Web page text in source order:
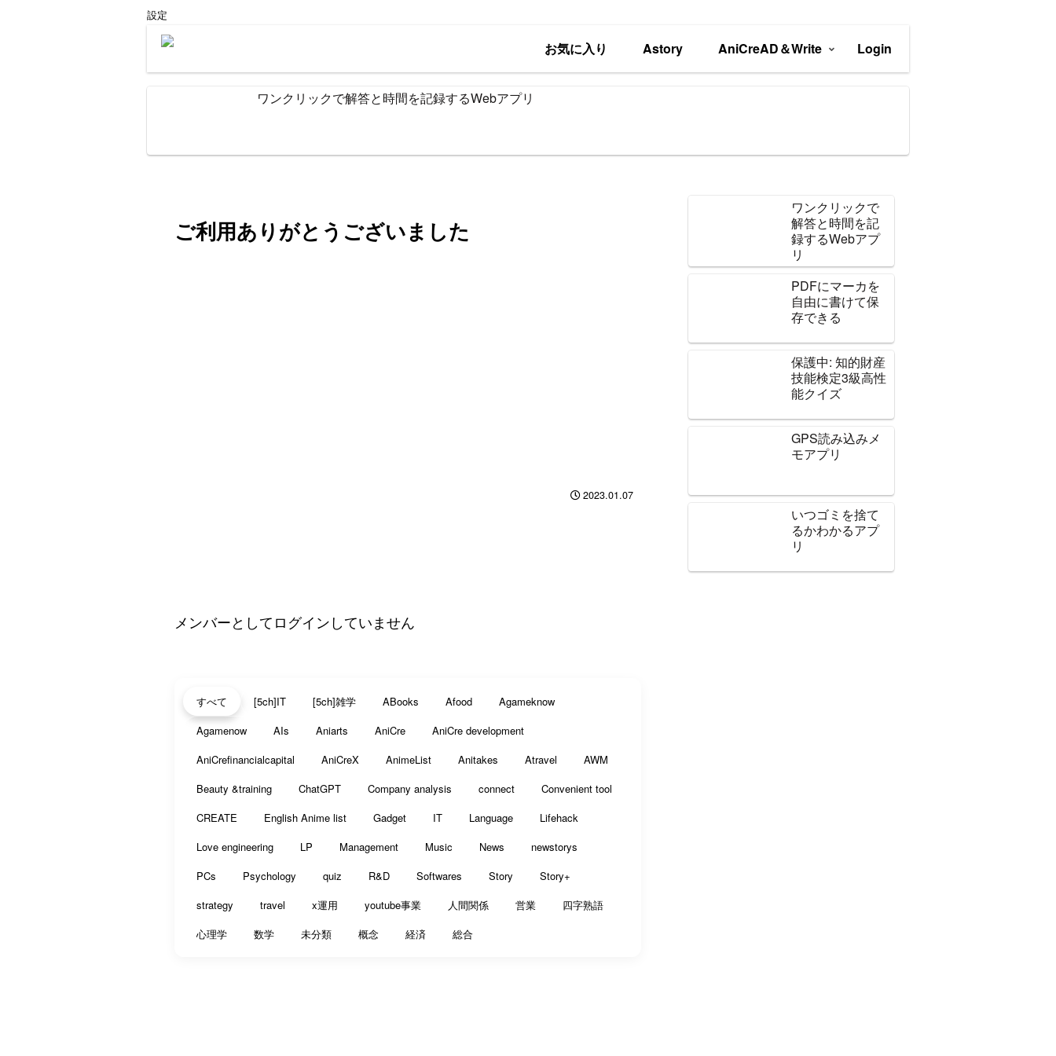
設定
お気に入り Astory AniCreAD＆Write Login
ワンクリックで解答と時間を記録するWebアプリ
ご利用ありがとうございました
2023.01.07
メンバーとしてログインしていません
すべて [5ch]IT [5ch]雑学 ABooks Afood
Agameknow
Agamenow
AIs Aniarts AniCre
AniCre development
AniCrefinancialcapital
AniCreX AnimeList Anitakes Atravel
AWM
Beauty &training
ChatGPT Company analysis connect
Convenient tool
CREATE
English Anime list Gadget IT Language
Lifehack
Love engineering
LP Management Music News
newstorys
PCs
Psychology quiz R&D Softwares Story
Story+
strategy
travel x運用 youtube事業 人間関係 営業
四字熟語
心理学
数学 未分類 概念 経済 総合
ワンクリックで
解答と時間を記
録するWebアプ
リ
PDFにマーカを
自由に書けて保
存できる
保護中: 知的財産
技能検定3級高性
能クイズ
GPS読み込みメ
モアプリ
いつゴミを捨て
るかわかるアプ
リ